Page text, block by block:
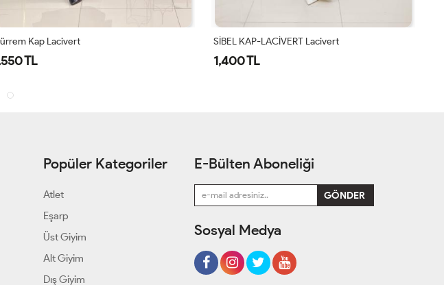
Kap Lacivert
TL
SİBEL KAP-LACİVERT Lacivert
1,400 TL
Popüler Kategoriler
Atlet
Eşarp
Üst Giyim
Alt Giyim
Dış Giyim
E-Bülten Aboneliği
Sosyal Medya